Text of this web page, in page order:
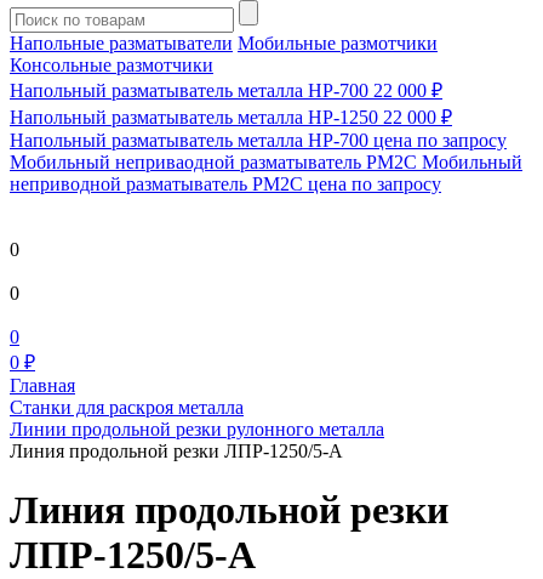
Напольные разматыватели Мобильные размотчики
Консольные размотчики
Напольный разматыватель металла HP-700 22 000 ₽
Напольный разматыватель металла HP-1250 22 000 ₽
Напольный разматыватель металла HP-700 цена по запросу
Мобильный непривaодной разматыватель РМ2С Мобильный
неприводной разматыватель РМ2С цена по запросу
0
0
0
0 ₽
Главная
Станки для раскроя металла
Линии продольной резки рулонного металла
Линия продольной резки ЛПР-1250/5-А
Линия продольной резки
ЛПР-1250/5-А